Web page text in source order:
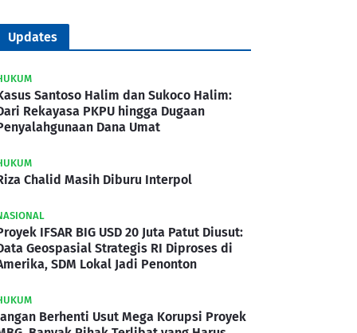
Updates
Santoso Halim dan Sukoco Halim:
Rekayasa PKPU hingga Dugaan
Dana Umat
Chalid Masih Diburu Interpol
IFSAR BIG USD 20 Juta Patut Diusut:
Geospasial Strategis RI Diproses di
SDM Lokal Jadi Penonton
Berhenti Usut Mega Korupsi Proyek